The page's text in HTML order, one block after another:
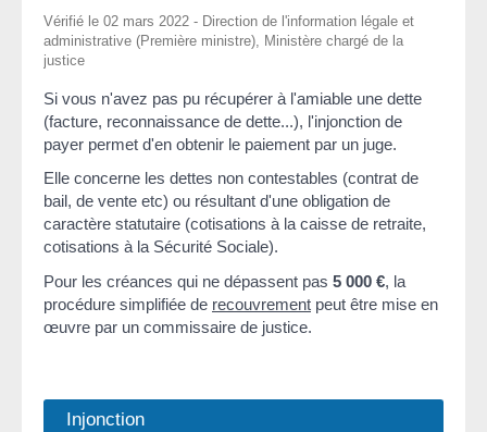
Vérifié le 02 mars 2022 - Direction de l'information légale et
administrative (Première ministre), Ministère chargé de la
justice
Si vous n'avez pas pu récupérer à l'amiable une dette
(facture, reconnaissance de dette...), l'injonction de
payer permet d'en obtenir le paiement par un juge.
Elle concerne les dettes non contestables (contrat de
bail, de vente etc) ou résultant d'une obligation de
caractère statutaire (cotisations à la caisse de retraite,
cotisations à la Sécurité Sociale).
Pour les créances qui ne dépassent pas 5 000 €, la
procédure simplifiée de recouvrement peut être mise en
œuvre par un commissaire de justice.
Injonction